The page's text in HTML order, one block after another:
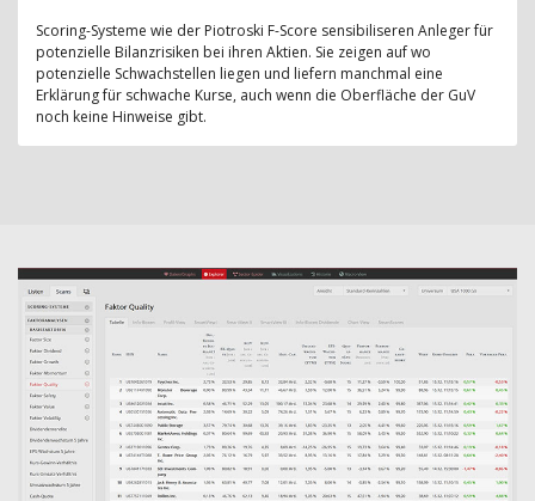
Scoring-Systeme wie der Piotroski F-Score sensibiliseren Anleger für
potenzielle Bilanzrisiken bei ihren Aktien. Sie zeigen auf wo
potenzielle Schwachstellen liegen und liefern manchmal eine
Erklärung für schwache Kurse, auch wenn die Oberfläche der GuV
noch keine Hinweise gibt.